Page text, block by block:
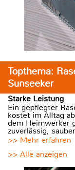
Topthema:
Sunseeker
Starke Leistung
Ein gepflegter
kostet im Alltag
dem Heimwerker
zuverlässig,
>> Mehr erfahren
>> Alle anzeigen